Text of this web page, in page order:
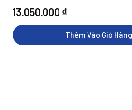
13.050.000 ₫
Thêm Vào Giỏ Hàng